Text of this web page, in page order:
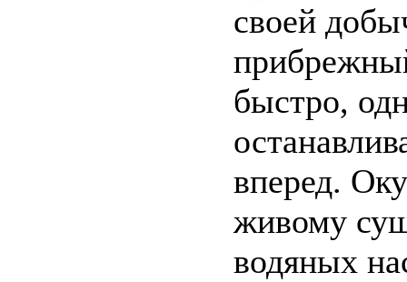
своей
быстро,
вперед.
живому
водяных